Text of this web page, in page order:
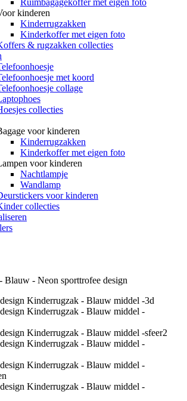
kinderen
Kinderrugzakken
Kinderkoffer met eigen foto
& rugzakken collecties
met koord
collage
collecties
voor kinderen
Kinderrugzakken
Kinderkoffer met eigen foto
voor kinderen
Nachtlampje
Wandlamp
voor kinderen
collecties
Blauw - Neon sporttrofee design